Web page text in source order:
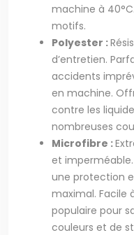
machine à
motifs.
Polyester :
d’entretien.
accidents
en machine.
contre les
nombreuses
Microfibre :
et
une protection
maximal. Facile
populaire pour
couleurs et de